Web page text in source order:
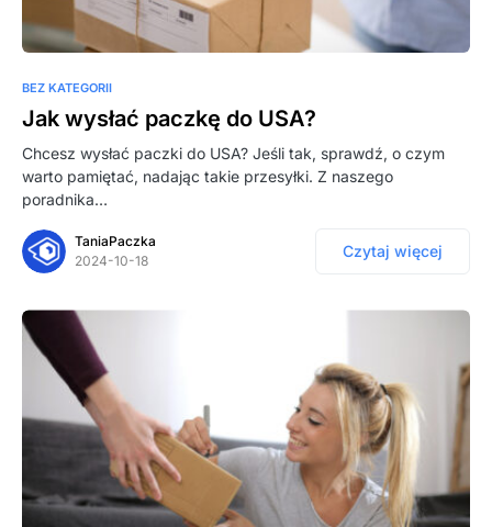
BEZ KATEGORII
Jak wysłać paczkę do USA?
Chcesz wysłać paczki do USA? Jeśli tak, sprawdź, o czym
warto pamiętać, nadając takie przesyłki. Z naszego
poradnika…
TaniaPaczka
2024-10-18
Czytaj więcej